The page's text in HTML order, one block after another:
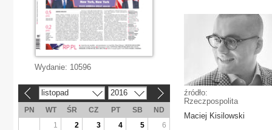
źródło:
Rzeczpospolita
Maciej Kisilowski
Wydanie: 10596
listopad 2016
PN WT ŚR CZ PT SB
ND
1
2 3 4 5
6